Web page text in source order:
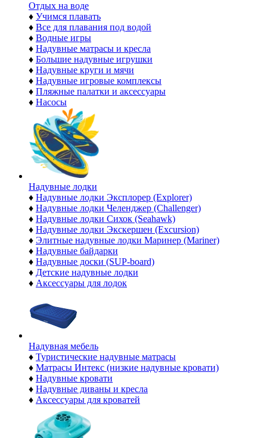
Отдых на воде
♦ Учимся плавать
♦ Все для плавания под водой
♦ Водные игры
♦ Надувные матрасы и кресла
♦ Большие надувные игрушки
♦ Надувные круги и мячи
♦ Надувные игровые комплексы
♦ Пляжные палатки и аксессуары
♦ Насосы
Надувные лодки
♦ Надувные лодки Эксплорер (Explorer)
♦ Надувные лодки Челенджер (Challenger)
♦ Надувные лодки Сихок (Seahawk)
♦ Надувные лодки Экскершен (Excursion)
♦ Элитные надувные лодки Маринер (Mariner)
♦ Надувные байдарки
♦ Надувные доски (SUP-board)
♦ Детские надувные лодки
♦ Аксессуары для лодок
Надувная мебель
♦ Туристические надувные матрасы
♦ Матрасы Интекс (низкие надувные кровати)
♦ Надувные кровати
♦ Надувные диваны и кресла
♦ Аксессуары для кроватей